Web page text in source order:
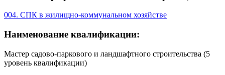
004. СПК в жилищно-коммунальном хозяйстве
Наименование квалификации:
Мастер садово-паркового и ландшафтного строительства (5
уровень квалификации)